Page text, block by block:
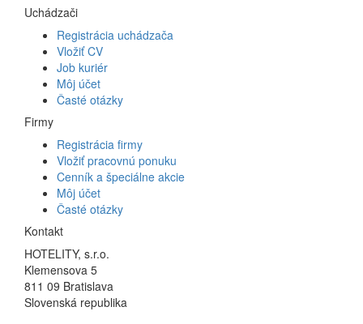
Uchádzači
Registrácia uchádzača
Vložiť CV
Job kuriér
Môj účet
Časté otázky
Firmy
Registrácia firmy
Vložiť pracovnú ponuku
Cenník a špeciálne akcie
Môj účet
Časté otázky
Kontakt
HOTELITY, s.r.o.
Klemensova 5
811 09 Bratislava
Slovenská republika